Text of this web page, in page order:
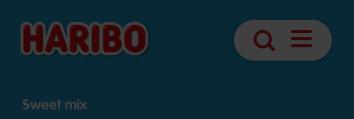
Zoek
Navigatie
Sweet mix